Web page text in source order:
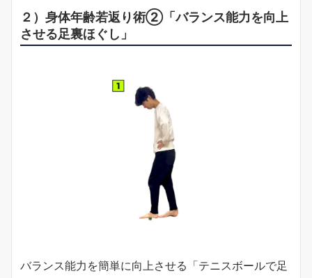
２）身体年齢若返り術②「バランス能力を向上
させる足裏ほぐし」
バランス能力を簡単に向上させる「テニスボールで足